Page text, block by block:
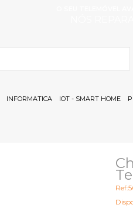
INFORMATICA IOT - SMART HOME